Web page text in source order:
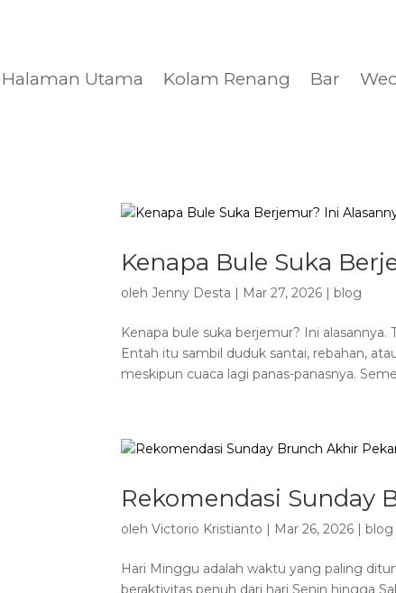
Halaman Utama Kolam Renang Bar
Kenapa Bule Suka
olehJenny Desta | Mar 27, 2026 | blog
Kenapa bule suka berjemur? Ini
Entah itu sambil duduk santai, rebahan,
meskipun cuaca lagi panas-panasnya.
Rekomendasi Sunday
olehVictorio Kristianto | Mar 26, 2026 | blog
Hari Minggu adalah waktu yang paling
beraktivitas penuh dari hari Senin hingga